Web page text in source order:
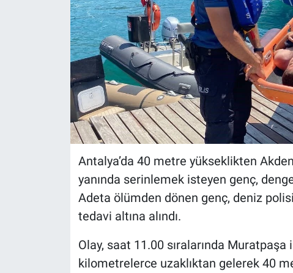
Antalya’da 40 metre yükseklikten
yanında serinlemek isteyen genç,
Adeta ölümden dönen genç, deniz
tedavi altına alındı.
Olay, saat 11.00 sıralarında
kilometrelerce uzaklıktan gelerek 40